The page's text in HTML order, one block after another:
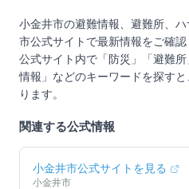
小金井市の避難情報、避難所、ハ
市公式サイトで最新情報をご確認
公式サイト内で「防災」「避難
情報」などのキーワードを探す
ります。
関連する公式情報
小金井市公式サイトを見る
小金井市